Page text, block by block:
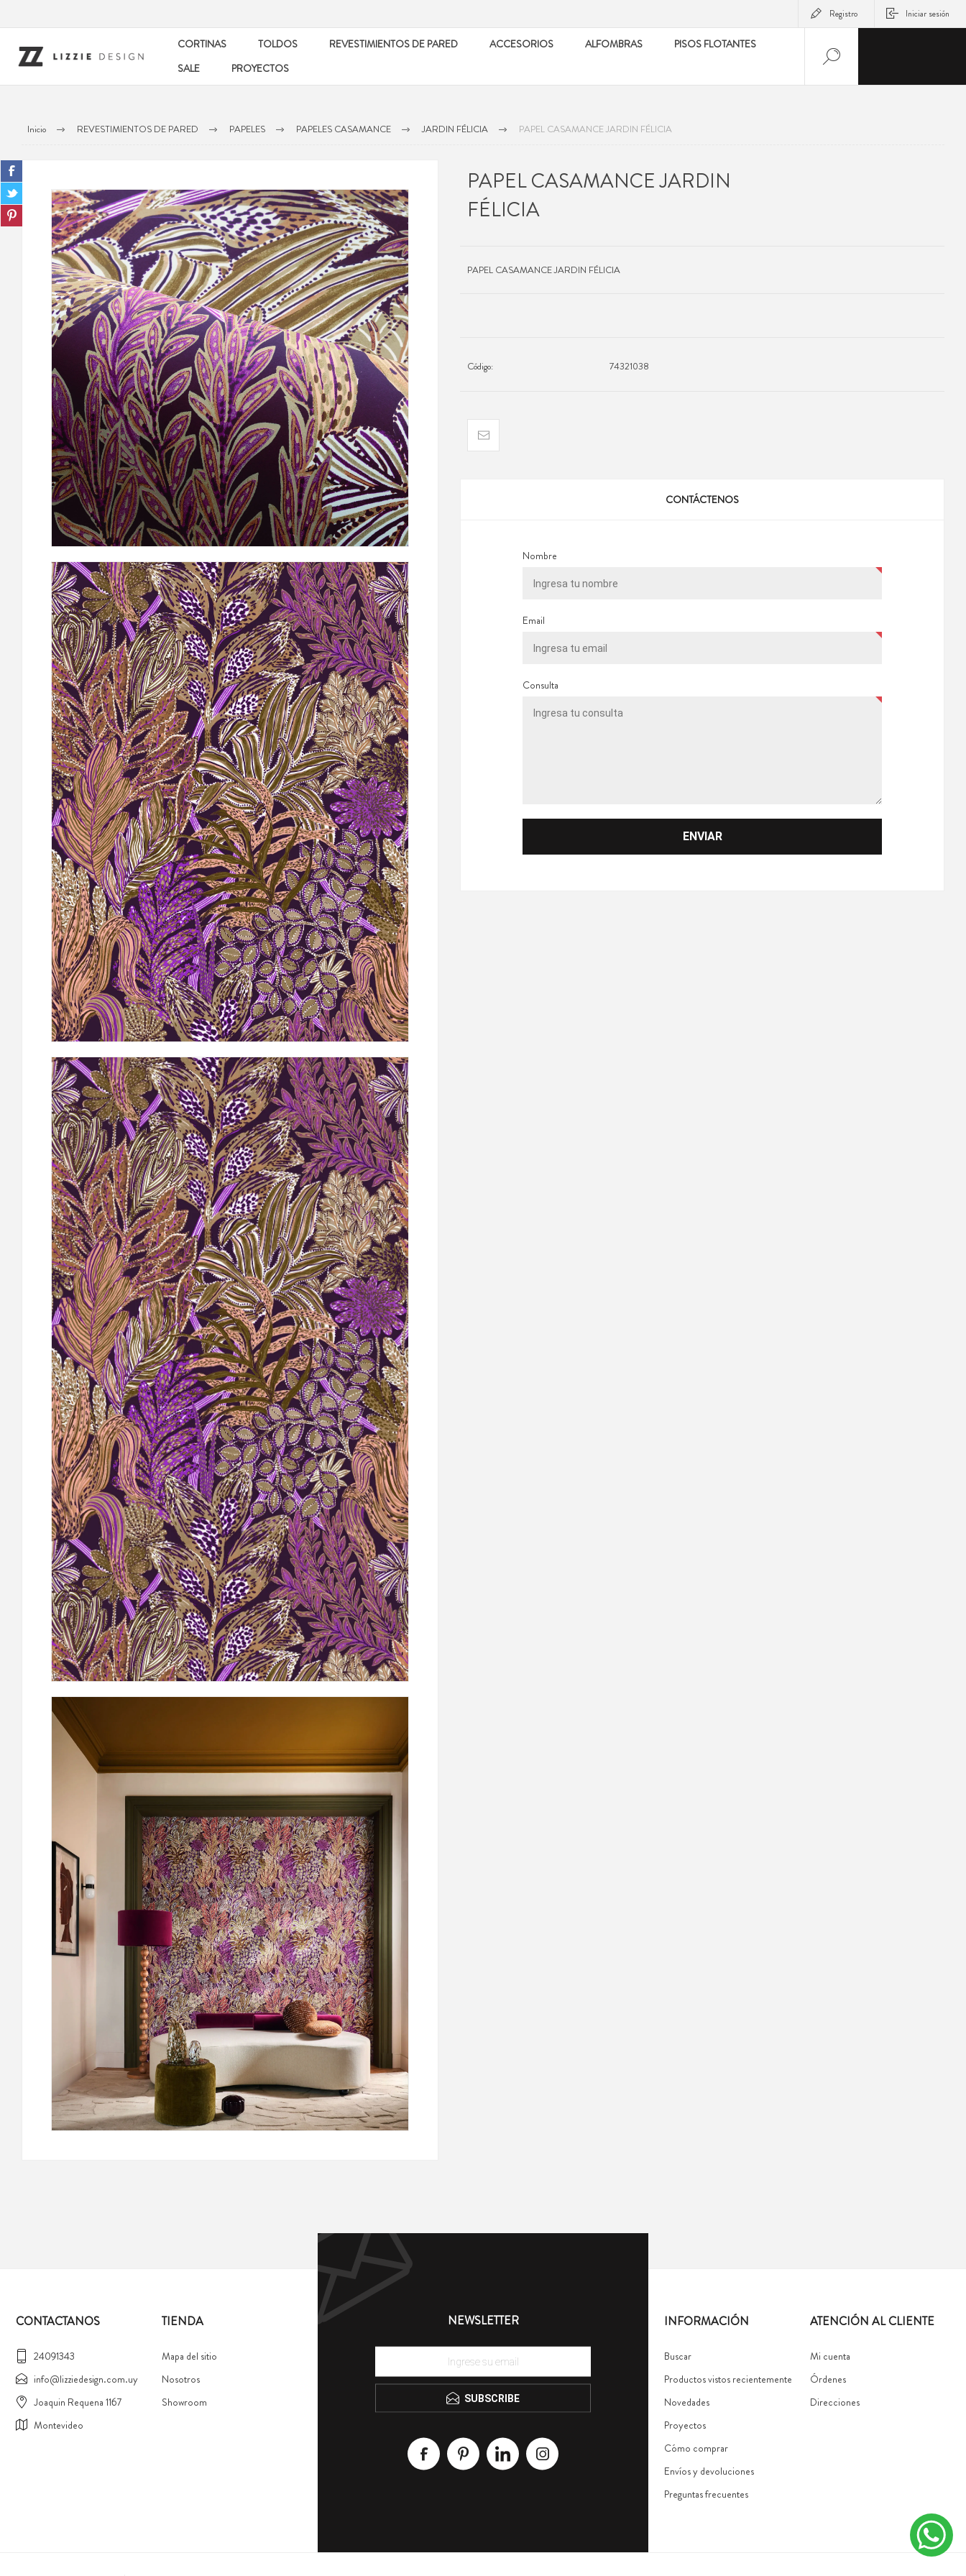
Registro Iniciar sesión
CORTINAS TOLDOS REVESTIMIENTOS DE PARED ACCESORIOS ALFOMBRAS
PISOS FLOTANTES
SALE
PROYECTOS
Inicio REVESTIMIENTOS DE PARED PAPELES PAPELES CASAMANCE JARDIN FÉLICIA PAPEL CASAMANCE JARDIN FÉLICIA
PAPEL CASAMANCE JARDIN
FÉLICIA
PAPEL CASAMANCE JARDIN FÉLICIA
Código: 74321038
CONTÁCTENOS
Nombre
Email
Consulta
NEWSLETTER
SUBSCRIBE
CONTACTANOS
24091343
info@lizziedesign.com.uy
Joaquin Requena 1167
Montevideo
TIENDA
Mapa del sitio
Nosotros
Showroom
INFORMACIÓN
Buscar
Productos vistos recientemente
Novedades
Proyectos
Cómo comprar
Envíos y devoluciones
Preguntas frecuentes
ATENCIÓN AL CLIENTE
Mi cuenta
Órdenes
Direcciones